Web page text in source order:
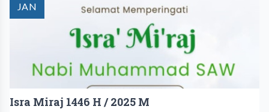
JAN
Isra Miraj 1446 H / 2025 M